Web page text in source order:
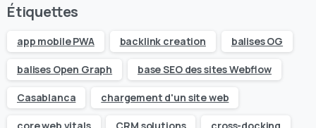
Étiquettes
app mobile PWA backlink creation balises OG
balises Open Graph base SEO des sites Webflow
Casablanca chargement d'un site web
core web vitals CRM solutions cross-docking